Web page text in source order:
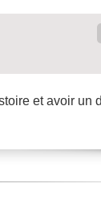
et avoir un